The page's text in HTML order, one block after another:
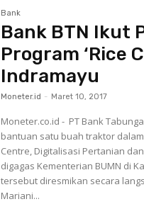
Bank
Bank BTN Ikut
Program ‘Rice
Indramayu
Moneter.id - Maret 10, 2017
Moneter.co.id - PT Bank
bantuan satu buah traktor
Centre, Digitalisasi Pertanian
digagas Kementerian BUMN di
tersebut diresmikan secara
Mariani...